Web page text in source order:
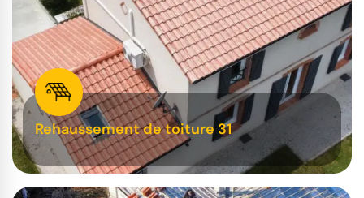
Rehaussement de toiture 31